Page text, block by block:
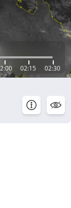
02:15 02:30